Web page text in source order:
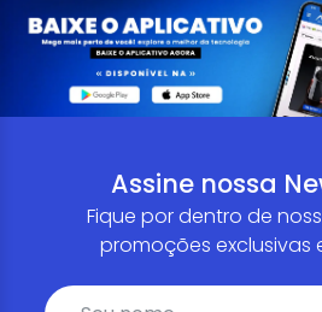
Assine nossa
Fique por dentro de
promoções exclusivas